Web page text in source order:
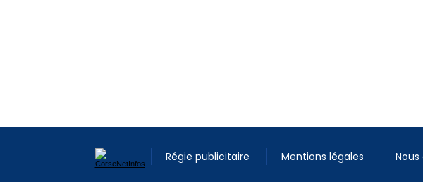
Régie publicitaire Mentions légales